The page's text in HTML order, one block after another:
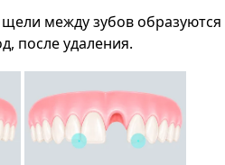
между зубов образуются
после удаления.